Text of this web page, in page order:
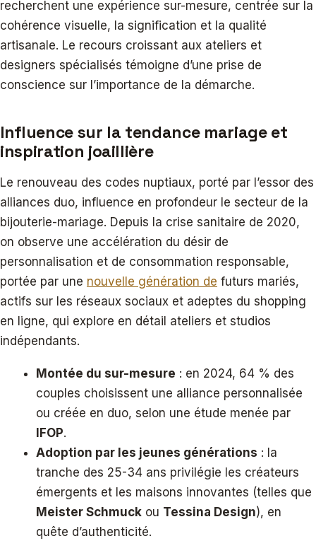
recherchent une expérience sur-mesure, centrée sur la
cohérence visuelle, la signification et la qualité
artisanale. Le recours croissant aux ateliers et
designers spécialisés témoigne d’une prise de
conscience sur l’importance de la démarche.
Influence sur la tendance mariage et
inspiration joaillière
Le renouveau des codes nuptiaux, porté par l’essor des
alliances duo, influence en profondeur le secteur de la
bijouterie-mariage. Depuis la crise sanitaire de 2020,
on observe une accélération du désir de
personnalisation et de consommation responsable,
portée par une nouvelle génération de futurs mariés,
actifs sur les réseaux sociaux et adeptes du shopping
en ligne, qui explore en détail ateliers et studios
indépendants.
Montée du sur-mesure : en 2024, 64 % des
couples choisissent une alliance personnalisée
ou créée en duo, selon une étude menée par
IFOP.
Adoption par les jeunes générations : la
tranche des 25-34 ans privilégie les créateurs
émergents et les maisons innovantes (telles que
Meister Schmuck ou Tessina Design), en
quête d’authenticité.